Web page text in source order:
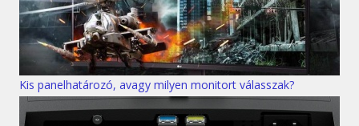
Kis panelhatározó, avagy milyen monitort válasszak?